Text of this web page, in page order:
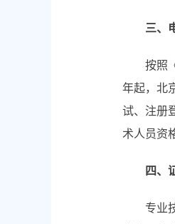
三、电
按照《
年起，北
试、注册
术人员资
四、证
专业技